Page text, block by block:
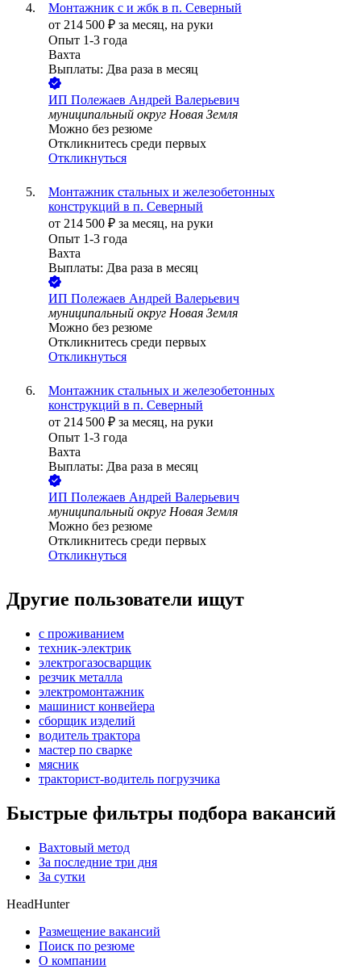
Монтажник с и жбк в п. Северный
от 214 500 ₽ за месяц, на руки
Опыт 1-3 года
Вахта
Выплаты: Два раза в месяц
ИП Полежаев Андрей Валерьевич
муниципальный округ Новая Земля
Можно без резюме
Откликнитесь среди первых
Откликнуться
Монтажник стальных и железобетонных
конструкций в п. Северный
от 214 500 ₽ за месяц, на руки
Опыт 1-3 года
Вахта
Выплаты: Два раза в месяц
ИП Полежаев Андрей Валерьевич
муниципальный округ Новая Земля
Можно без резюме
Откликнитесь среди первых
Откликнуться
Монтажник стальных и железобетонных
конструкций в п. Северный
от 214 500 ₽ за месяц, на руки
Опыт 1-3 года
Вахта
Выплаты: Два раза в месяц
ИП Полежаев Андрей Валерьевич
муниципальный округ Новая Земля
Можно без резюме
Откликнитесь среди первых
Откликнуться
Другие пользователи ищут
с проживанием
техник-электрик
электрогазосварщик
резчик металла
электромонтажник
машинист конвейера
сборщик изделий
водитель трактора
мастер по сварке
мясник
тракторист-водитель погрузчика
Быстрые фильтры подбора вакансий
Вахтовый метод
За последние три дня
За сутки
HeadHunter
Размещение вакансий
Поиск по резюме
О компании